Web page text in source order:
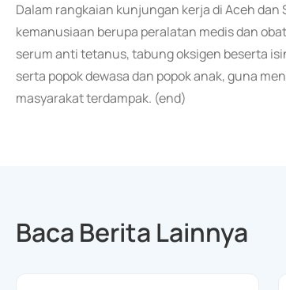
Dalam rangkaian kunjungan kerja di Aceh
kemanusiaan berupa peralatan medis dan
serum anti tetanus, tabung oksigen beserta
serta popok dewasa dan popok anak, guna
masyarakat terdampak. (end)
Baca Berita Lainnya